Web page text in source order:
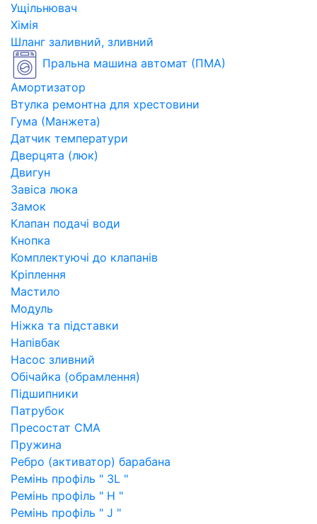
Ущільнювач
Хімія
Шланг заливний, зливний
Пральна машина автомат (ПМА)
Амортизатор
Втулка ремонтна для хрестовини
Гума (Манжета)
Датчик температури
Дверцята (люк)
Двигун
Завіса люка
Замок
Клапан подачі води
Кнопка
Комплектуючі до клапанів
Кріплення
Мастило
Модуль
Ніжка та підставки
Напівбак
Насос зливний
Обічайка (обрамлення)
Підшипники
Патрубок
Пресостат СМА
Пружина
Ребро (активатор) барабана
Ремінь профіль " 3L "
Ремінь профіль " H "
Ремінь профіль " J "